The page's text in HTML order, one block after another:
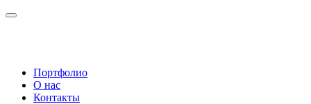
Портфолио
О нас
Контакты